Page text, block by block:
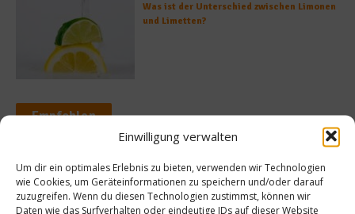
Einwilligung verwalten
Um dir ein optimales Erlebnis zu bieten, verwenden wir Technologien
wie Cookies, um Geräteinformationen zu speichern und/oder darauf
zuzugreifen. Wenn du diesen Technologien zustimmst, können wir
Daten wie das Surfverhalten oder eindeutige IDs auf dieser Website
Was ist der Unterschied zwischen Limonen
und Limetten?
Empfohlen